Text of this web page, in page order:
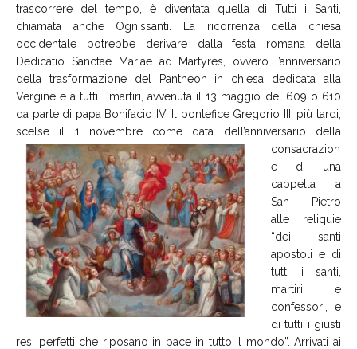
trascorrere del tempo, è diventata quella di Tutti i Santi,
chiamata anche Ognissanti. La ricorrenza della chiesa
occidentale potrebbe derivare dalla festa romana della
Dedicatio Sanctae Mariae ad Martyres, ovvero l’anniversario
della trasformazione del Pantheon in chiesa dedicata alla
Vergine e a tutti i martiri, avvenuta il 13 maggio del 609 o 610
da parte di papa Bonifacio IV. Il pontefice Gregorio III, più tardi,
scelse il 1 novembre come data dell’anniversario della
consacrazion
e di una
cappella a
San Pietro
alle reliquie
“dei santi
apostoli e di
tutti i santi,
martiri e
confessori, e
di tutti i giusti
resi perfetti che riposano in pace in tutto il mondo”. Arrivati ai